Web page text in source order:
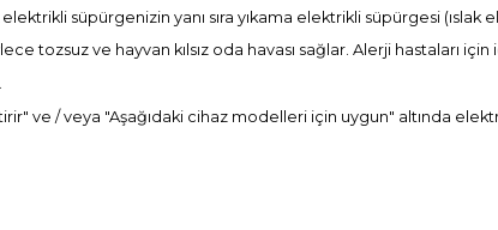
süpürgenizin yanı sıra yıkama elektrikli süpürgesi
tozsuz ve hayvan kılsız oda havası sağlar. Alerji hastaları için
ve / veya "Aşağıdaki cihaz modelleri için uygun" altında